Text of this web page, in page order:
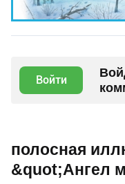
Войти
полосная
&quot;Ангел